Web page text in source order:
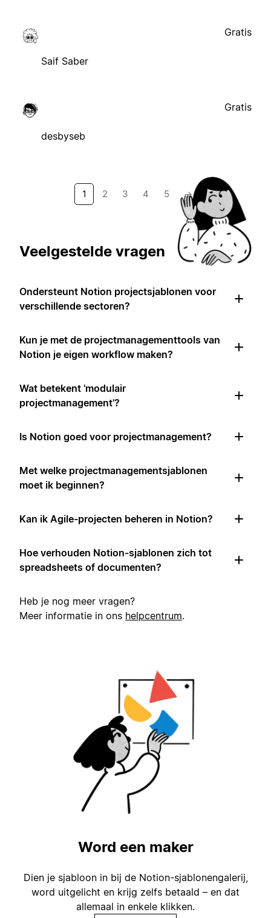
Saif Saber
Gratis
desbyseb
Gratis
1 2 3 4 5 →
Veelgestelde vragen
Ondersteunt Notion projectsjablonen voor
verschillende sectoren?
Kun je met de projectmanagementtools van
Notion je eigen workflow maken?
Wat betekent 'modulair
projectmanagement'?
Is Notion goed voor projectmanagement?
Met welke projectmanagementsjablonen
moet ik beginnen?
Kan ik Agile-projecten beheren in Notion?
Hoe verhouden Notion-sjablonen zich tot
spreadsheets of documenten?
Heb je nog meer vragen?
Meer informatie in ons helpcentrum.
Word een maker
Dien je sjabloon in bij de Notion-sjablonengalerij,
word uitgelicht en krijg zelfs betaald – en dat
allemaal in enkele klikken.